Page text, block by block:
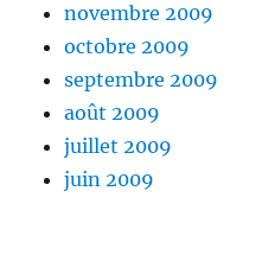
novembre 2009
octobre 2009
septembre 2009
août 2009
juillet 2009
juin 2009